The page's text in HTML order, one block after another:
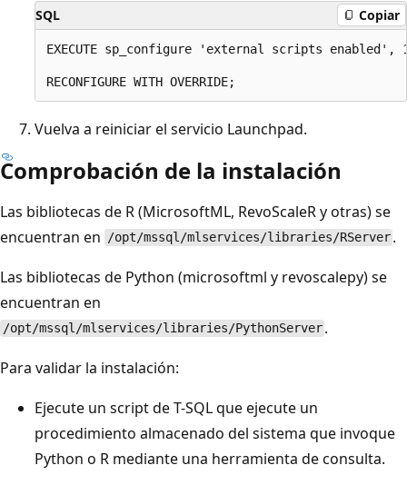
SQL Copiar
EXECUTE sp_configure 'external scripts enabled',
Vuelva a reiniciar el servicio Launchpad.
Comprobación de la instalación
Las bibliotecas de R (MicrosoftML, RevoScaleR y otras) se
encuentran en /opt/mssql/mlservices/libraries/RServer .
Las bibliotecas de Python (microsoftml y revoscalepy) se
encuentran en
/opt/mssql/mlservices/libraries/PythonServer .
Para validar la instalación:
Ejecute un script de T-SQL que ejecute un
procedimiento almacenado del sistema que invoque
Python o R mediante una herramienta de consulta.